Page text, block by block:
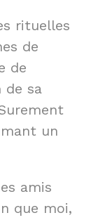
rituelles
de
de
de sa
un
amis
que moi,